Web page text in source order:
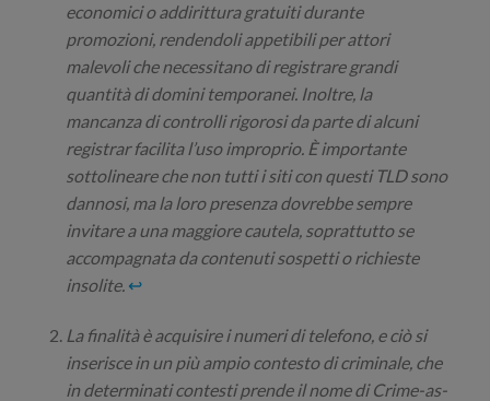
economici o addirittura gratuiti durante
promozioni, rendendoli appetibili per attori
malevoli che necessitano di registrare grandi
quantità di domini temporanei. Inoltre, la
mancanza di controlli rigorosi da parte di alcuni
registrar facilita l’uso improprio. È importante
sottolineare che non tutti i siti con questi TLD sono
dannosi, ma la loro presenza dovrebbe sempre
invitare a una maggiore cautela, soprattutto se
accompagnata da contenuti sospetti o richieste
insolite. ↩
La finalità è acquisire i numeri di telefono, e ciò si
inserisce in un più ampio contesto di criminale, che
in determinati contesti prende il nome di Crime-as-